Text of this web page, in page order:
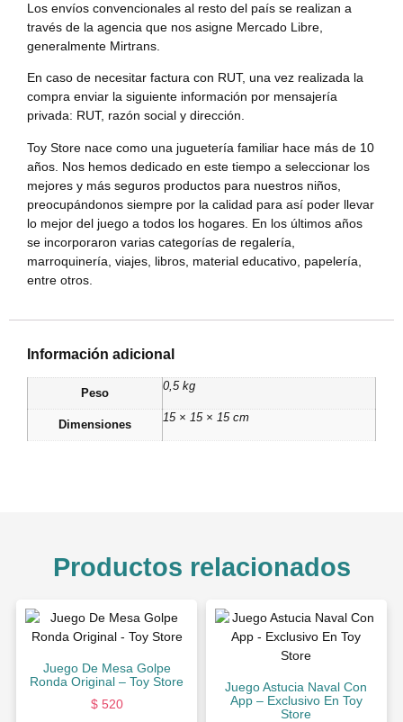
Los envíos convencionales al resto del país se realizan a
través de la agencia que nos asigne Mercado Libre,
generalmente Mirtrans.
En caso de necesitar factura con RUT, una vez realizada la
compra enviar la siguiente información por mensajería
privada: RUT, razón social y dirección.
Toy Store nace como una juguetería familiar hace más de 10
años. Nos hemos dedicado en este tiempo a seleccionar los
mejores y más seguros productos para nuestros niños,
preocupándonos siempre por la calidad para así poder llevar
lo mejor del juego a todos los hogares. En los últimos años
se incorporaron varias categorías de regalería,
marroquinería, viajes, libros, material educativo, papelería,
entre otros.
Información adicional
Peso
0,5 kg
Dimensiones
15 × 15 × 15 cm
Productos relacionados
Juego De Mesa Golpe
Ronda Original – Toy Store
$520
Juego Astucia Naval Con
App – Exclusivo En Toy
Store